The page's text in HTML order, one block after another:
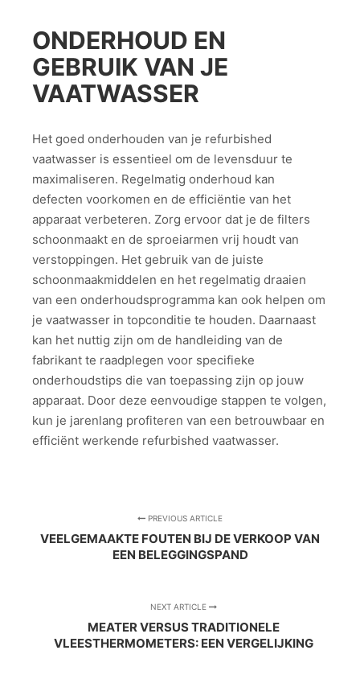
ONDERHOUD EN
GEBRUIK VAN JE
VAATWASSER
Het goed onderhouden van je refurbished
vaatwasser is essentieel om de levensduur te
maximaliseren. Regelmatig onderhoud kan
defecten voorkomen en de efficiëntie van het
apparaat verbeteren. Zorg ervoor dat je de filters
schoonmaakt en de sproeiarmen vrij houdt van
verstoppingen. Het gebruik van de juiste
schoonmaakmiddelen en het regelmatig draaien
van een onderhoudsprogramma kan ook helpen om
je vaatwasser in topconditie te houden. Daarnaast
kan het nuttig zijn om de handleiding van de
fabrikant te raadplegen voor specifieke
onderhoudstips die van toepassing zijn op jouw
apparaat. Door deze eenvoudige stappen te volgen,
kun je jarenlang profiteren van een betrouwbaar en
efficiënt werkende refurbished vaatwasser.
PREVIOUS ARTICLE
VEELGEMAAKTE FOUTEN BIJ DE VERKOOP VAN
EEN BELEGGINGSPAND
NEXT ARTICLE
MEATER VERSUS TRADITIONELE
VLEESTHERMOMETERS: EEN VERGELIJKING